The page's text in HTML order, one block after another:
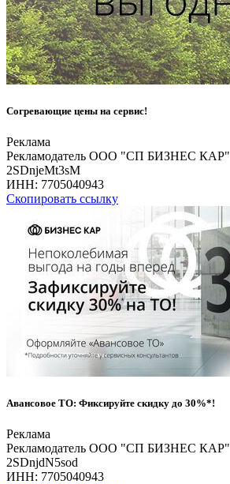
Согревающие цены на сервис!
Реклама
Рекламодатель ООО "СП БИЗНЕС КАР"
2SDnjeMt3sM
ИНН: 7705040943
Скопировать ссылку
Авансовое ТО: Фиксируйте скидку до 30%*!
Реклама
Рекламодатель ООО "СП БИЗНЕС КАР"
2SDnjdN5sod
ИНН: 7705040943